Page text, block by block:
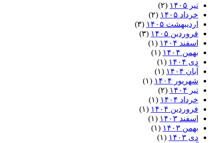
تیر ۱۴۰۵
(۲)
خرداد ۱۴۰۵
(۲)
اردیبهشت ۱۴۰۵
(۳)
فروردین ۱۴۰۵
(۳)
اسفند ۱۴۰۴
(۱)
بهمن ۱۴۰۴
(۱)
دی ۱۴۰۴
(۱)
آبان ۱۴۰۴
(۱)
شهریور ۱۴۰۴
(۱)
تیر ۱۴۰۴
(۲)
خرداد ۱۴۰۴
(۱)
فروردین ۱۴۰۴
(۱)
اسفند ۱۴۰۳
(۱)
بهمن ۱۴۰۳
(۱)
دی ۱۴۰۳
(۱)